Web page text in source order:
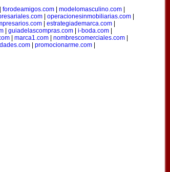
forodeamigos.com| modelomasculino.com|
| operacionesinmobiliarias.com|
estrategiademarca.com
guiadelascompras.com i-boda.com
| marca1.com| nombrescomerciales.com|
| promocionarme.com|